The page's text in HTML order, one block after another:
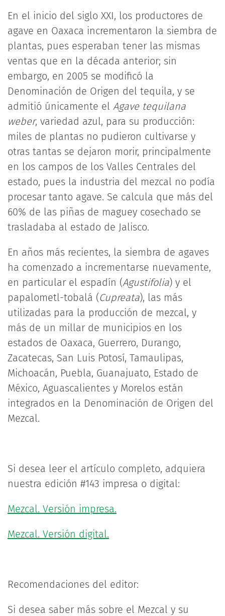
En el inicio del siglo XXI, los productores de
agave en Oaxaca incrementaron la siembra de
plantas, pues esperaban tener las mismas
ventas que en la década anterior; sin
embargo, en 2005 se modificó la
Denominación de Origen del tequila, y se
admitió únicamente el Agave tequilana
weber, variedad azul, para su producción:
miles de plantas no pudieron cultivarse y
otras tantas se dejaron morir, principalmente
en los campos de los Valles Centrales del
estado, pues la industria del mezcal no podía
procesar tanto agave. Se calcula que más del
60% de las piñas de maguey cosechado se
trasladaba al estado de Jalisco.
En años más recientes, la siembra de agaves
ha comenzado a incrementarse nuevamente,
en particular el espadín (Agustifolia) y el
papalometl-tobalá (Cupreata), las más
utilizadas para la producción de mezcal, y
más de un millar de municipios en los
estados de Oaxaca, Guerrero, Durango,
Zacatecas, San Luis Potosí, Tamaulipas,
Michoacán, Puebla, Guanajuato, Estado de
México, Aguascalientes y Morelos están
integrados en la Denominación de Origen del
Mezcal.
Si desea leer el artículo completo, adquiera
nuestra edición #143 impresa o digital:
Mezcal. Versión impresa.
Mezcal. Versión digital.
Recomendaciones del editor:
Si desea saber más sobre el Mezcal y su